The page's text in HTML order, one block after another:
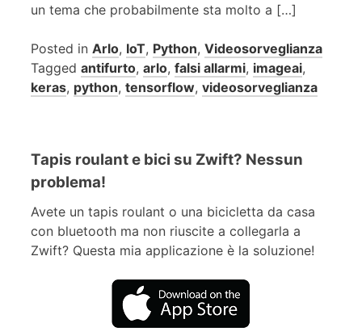
un tema che probabilmente sta molto a […]
Posted in Arlo, IoT, Python, Videosorveglianza
Tagged antifurto, arlo, falsi allarmi, imageai,
keras, python, tensorflow, videosorveglianza
Tapis roulant e bici su Zwift? Nessun
problema!
Avete un tapis roulant o una bicicletta da casa
con bluetooth ma non riuscite a collegarla a
Zwift? Questa mia applicazione è la soluzione!